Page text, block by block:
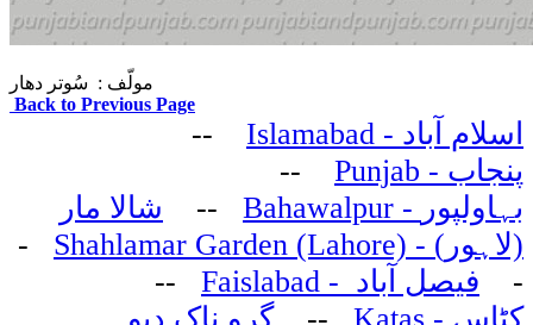
مولّف : سُوتر دھار
Back to Previous Page
اسلام آباد - Islamabad
--
پنجاب - Punjab
--
بہاولپور - Bahawalpur
-- شالا مار
(لاہور) - Shahlamar Garden (Lahore)
-
- فیصل آباد - Faislabad
--